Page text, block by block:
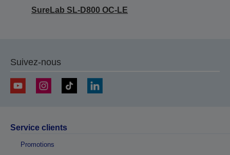
SureLab SL-D800 OC-LE
Suivez-nous
Service clients
Promotions